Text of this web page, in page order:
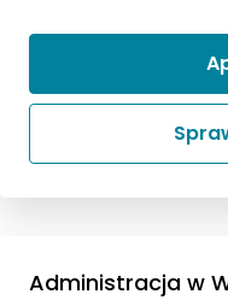
Administracja w